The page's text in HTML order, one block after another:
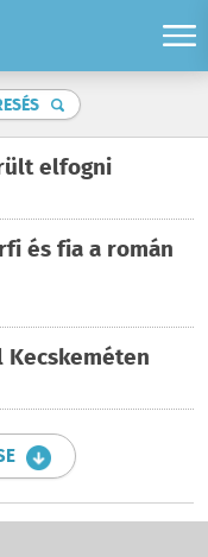
elfogni
és fia a román